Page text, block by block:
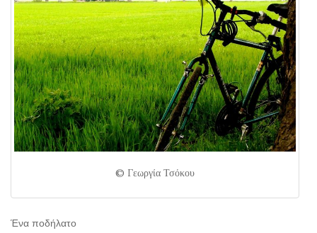
© Γεωργία Τσόκου
Ένα ποδήλατο